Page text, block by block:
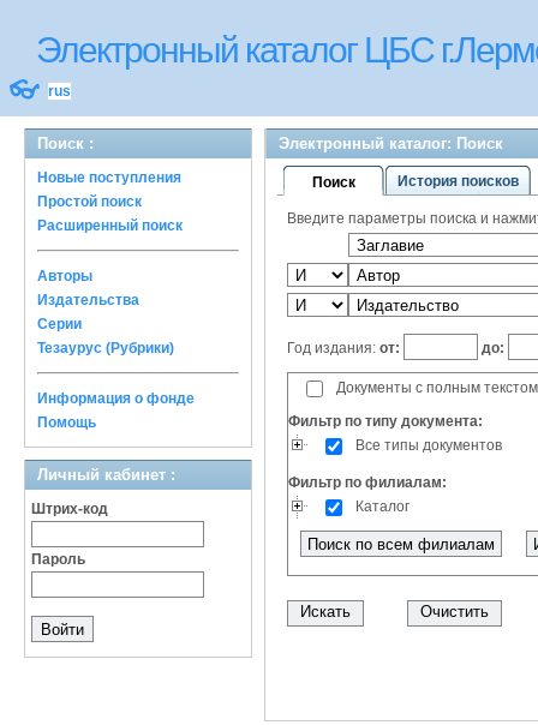
Электронный каталог ЦБС
👓 rus
Поиск :
Новые поступления
Простой поиск
Расширенный поиск
Авторы
Издательства
Серии
Тезаурус (Рубрики)
Информация о фонде
Помощь
Личный кабинет :
Штрих-код
Пароль
Электронный каталог: Поиск
Поиск История поисков
Введите параметры поиска и
Год издания: от: до:
Документы с полным текстом
Фильтр по типу документа:
Все типы документов
Фильтр по филиалам:
Каталог
Поиск по всем филиалам